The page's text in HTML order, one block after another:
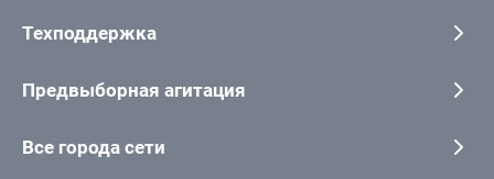
Техподдержка
Предвыборная агитация
Все города сети